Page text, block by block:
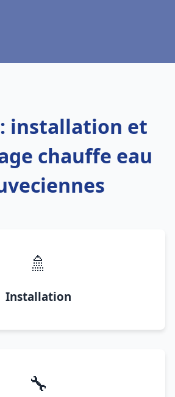
installation et
chauffe eau
🚿
Installation
🔧